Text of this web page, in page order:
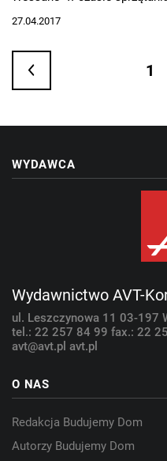
centralnej wprowadzane w
27.04.2017
1
WYDAWCA
Wydawnictwo AVT-
ul. Leszczynowa 11 03-197
tel.: 22 257 84 99 fax.: 22
avt@avt.pl avt.pl
O NAS
Redakcja Budujemy Dom
Autorzy Budujemy Dom